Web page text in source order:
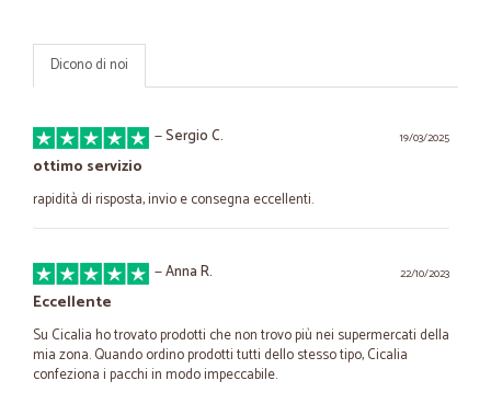
Dicono di noi
19/03/2025
—Sergio C.
ottimo servizio
rapidità di risposta, invio e consegna eccellenti.
22/10/2023
—Anna R.
Eccellente
Su Cicalia ho trovato prodotti che non trovo più nei supermercati della
mia zona. Quando ordino prodotti tutti dello stesso tipo, Cicalia
confeziona i pacchi in modo impeccabile.